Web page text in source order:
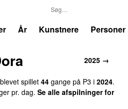
År Kunstnere Personer
2025 →
spillet 44 gange på P3 i 2024.
pr. dag. Se alle afspilninger for